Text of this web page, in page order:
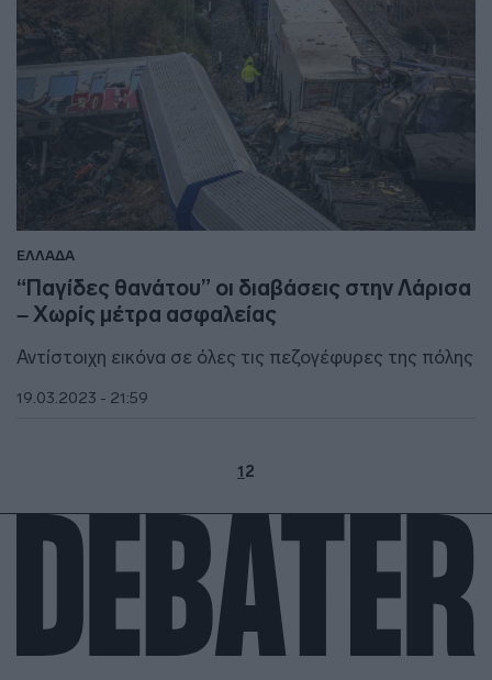
ΕΛΛΑΔΑ
“Παγίδες θανάτου” οι διαβάσεις στην Λάρισα
– Χωρίς μέτρα ασφαλείας
Αντίστοιχη εικόνα σε όλες τις πεζογέφυρες της πόλης
19.03.2023 - 21:59
12